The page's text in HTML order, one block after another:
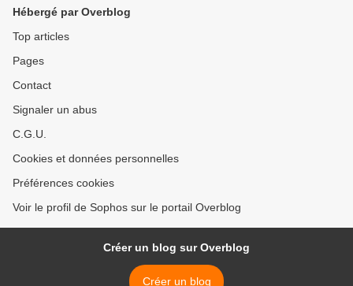
Hébergé par Overblog
Top articles
Pages
Contact
Signaler un abus
C.G.U.
Cookies et données personnelles
Préférences cookies
Voir le profil de Sophos sur le portail Overblog
Créer un blog sur Overblog
Créer un blog